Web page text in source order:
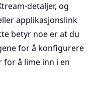
detaljer, og
applikasjonslink
betyr noe er at du
for å konfigurere
for å lime inn i en